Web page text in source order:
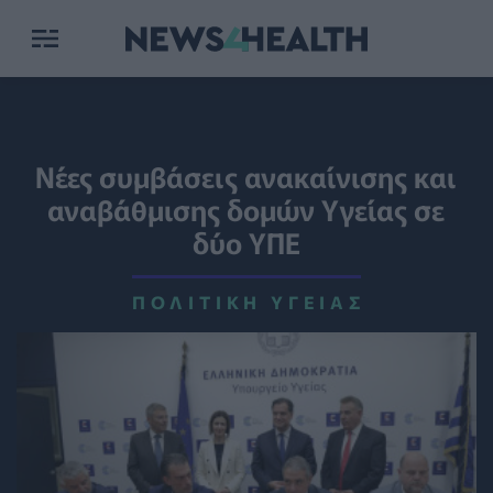
Νέες συμβάσεις ανακαίνισης και
αναβάθμισης δομών Υγείας σε
δύο ΥΠΕ
ΠΟΛΙΤΙΚΉ ΥΓΕΊΑΣ